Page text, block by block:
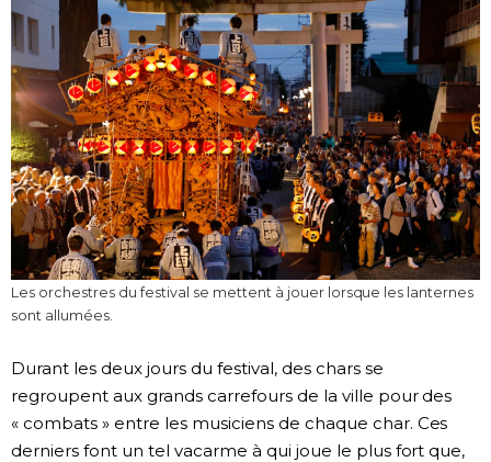
Les orchestres du festival se mettent à jouer lorsque les lanternes
sont allumées.
Durant les deux jours du festival, des chars se
regroupent aux grands carrefours de la ville pour des
« combats » entre les musiciens de chaque char. Ces
derniers font un tel vacarme à qui joue le plus fort que,